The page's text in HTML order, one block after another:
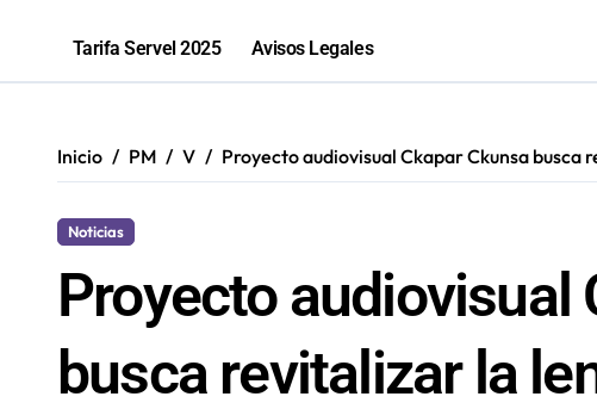
La banda antofagastina Mashukaos
Tarifa Servel 2025 Avisos Legales
Inicio PM V Proyecto audiovisual Ckapar Ckunsa
Noticias
Proyecto audiovisual
busca revitalizar la